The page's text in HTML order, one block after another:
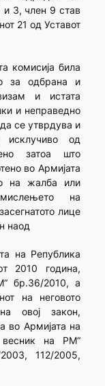
и 3, член 9 став
21 од Уставот
комисија била
за одбрана и
и истата
и неправедно
се утврдува и
од
затоа што
во Армијата
на жалба или
на
лице
наод
на Република
2010 година,
бр.36/2010, а
на неговото
овој закон,
во Армијата на
весник на РМ“
112/2005,